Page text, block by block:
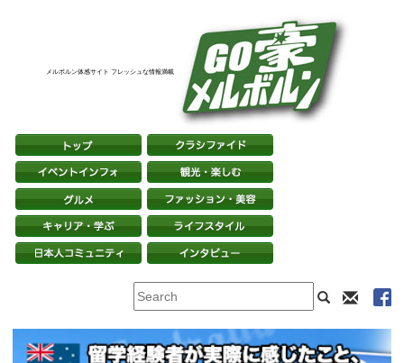
メルボルン体感サイト フレッシュな情報満載